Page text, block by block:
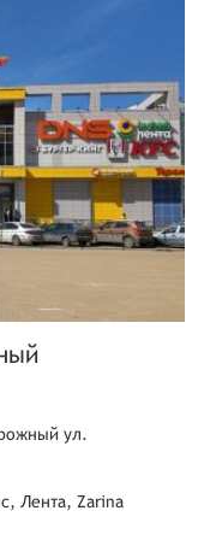
ул.
Лента, Zarina